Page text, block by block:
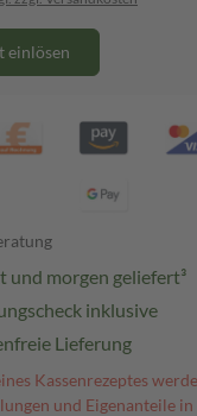
einlösen
und morgen geliefert³
inklusive
Lieferung
Kassenrezeptes
und Eigenanteile in